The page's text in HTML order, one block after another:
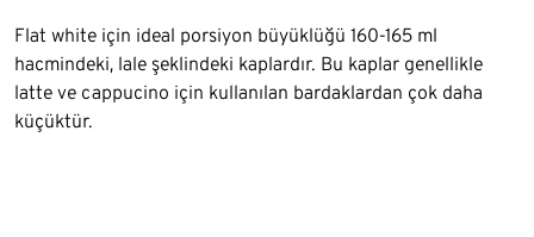
Flat white için ideal porsiyon büyüklüğü 160-165 ml
hacmindeki, lale şeklindeki kaplardır. Bu kaplar genellikle
latte ve cappucino için kullanılan bardaklardan çok daha
küçüktür.